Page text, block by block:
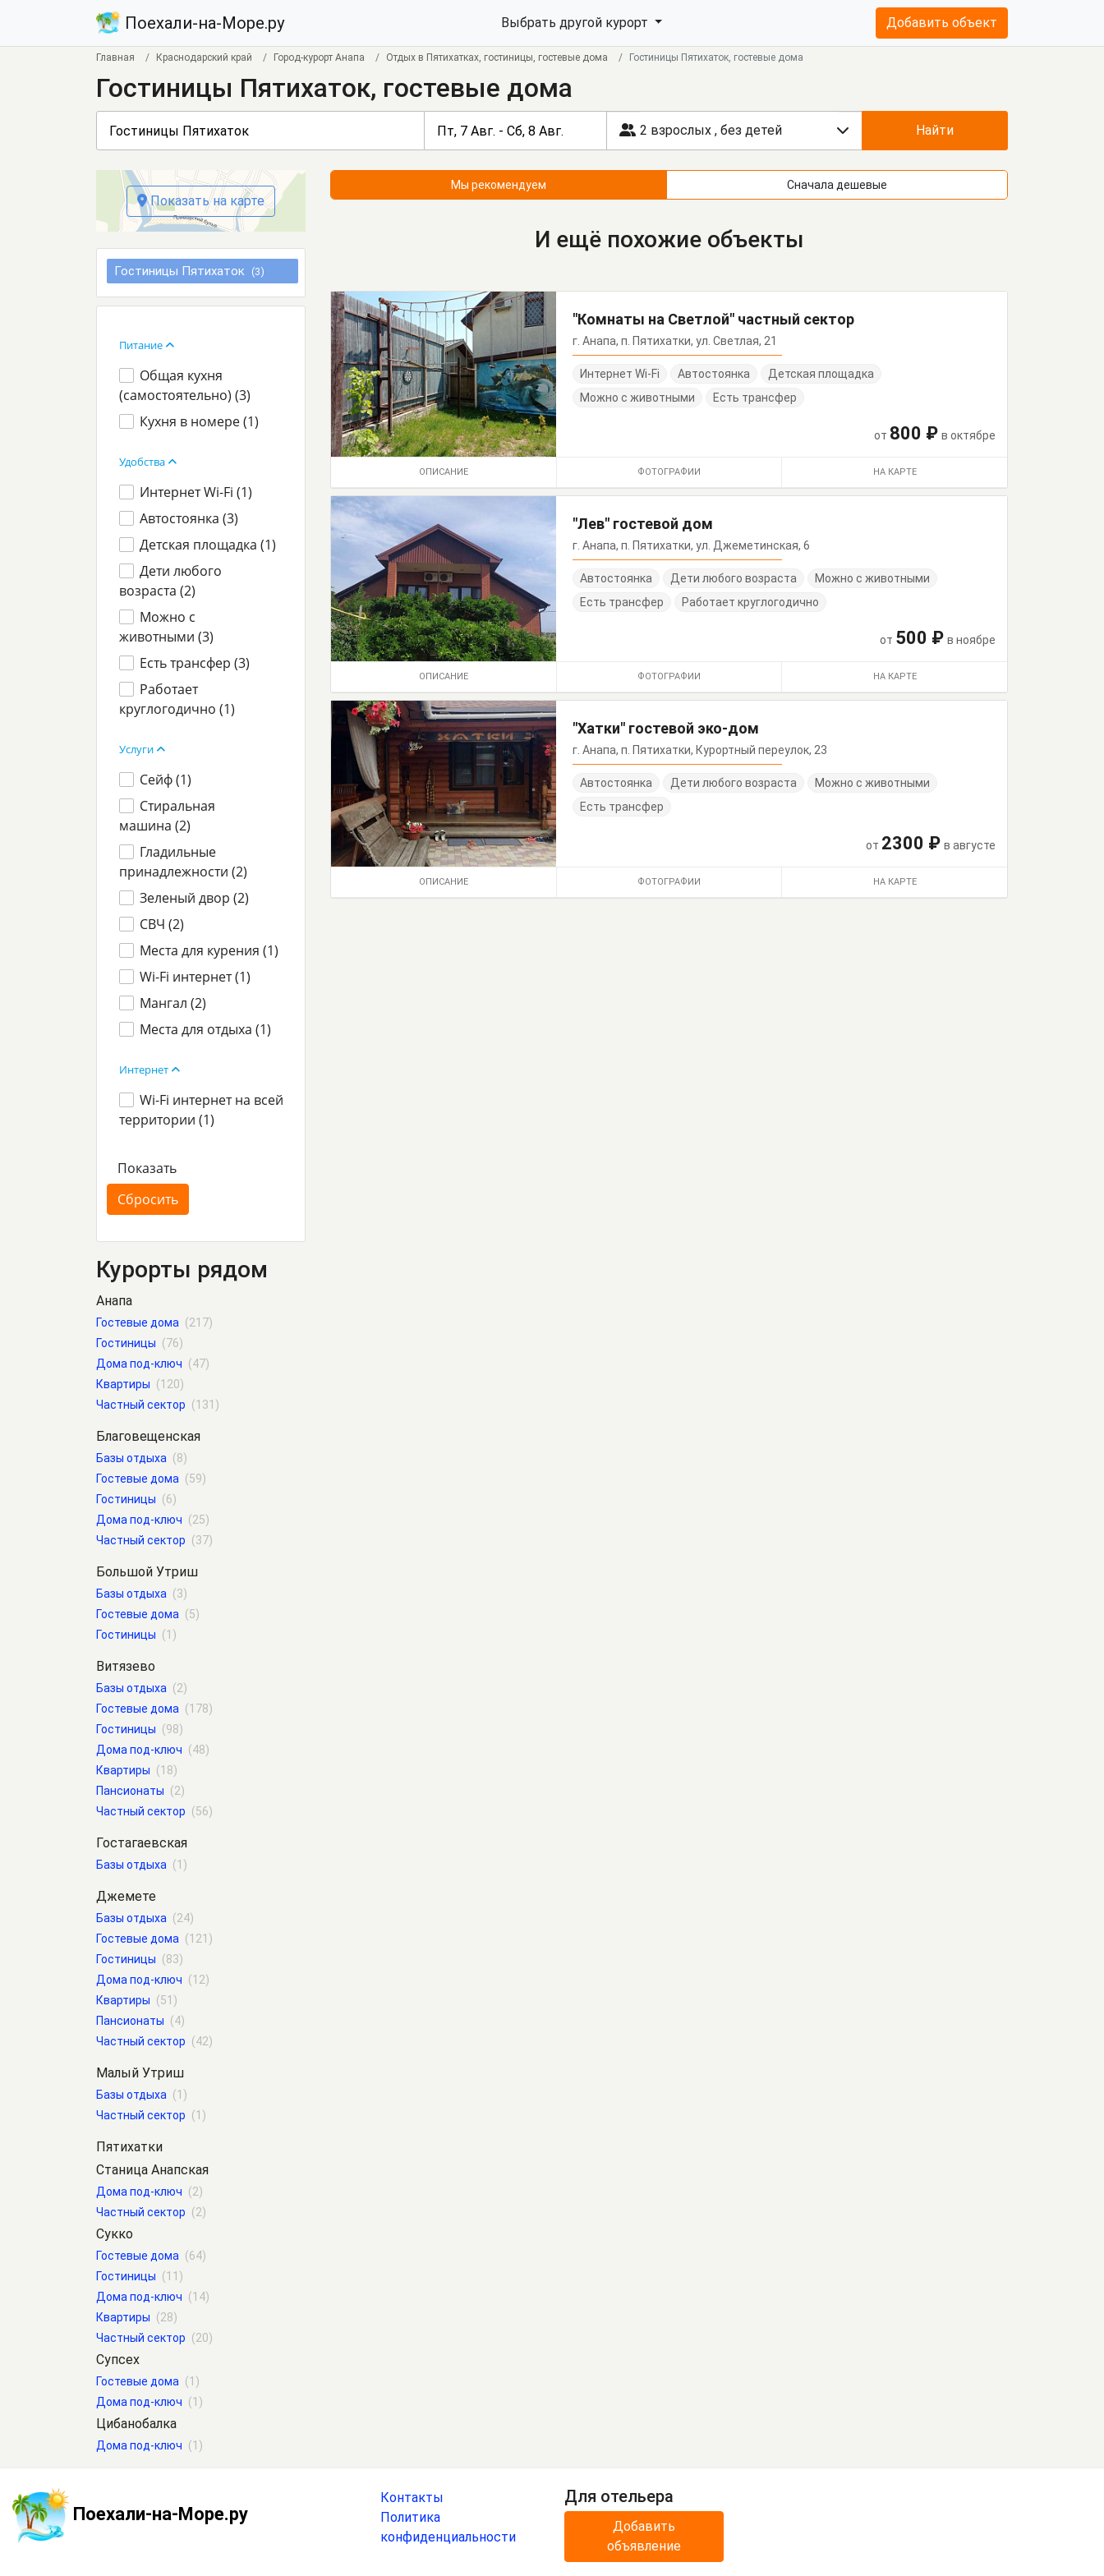
Поехали-на-Море.ру Выбрать другой курорт Добавить объект
Главная Краснодарский край Город-курорт Анапа Отдых в Пятихатках, гостиницы, гостевые дома Гостиницы Пятихаток, гостевые дома
Гостиницы Пятихаток, гостевые дома
2 взрослых , без детей Найти
Мы рекомендуем Сначала дешевые
И ещё похожие объекты
"Комнаты на Светлой" частный сектор
г. Анапа, п. Пятихатки, ул. Светлая, 21
Интернет Wi-Fi Автостоянка
Детская площадка
Можно с животными
Есть трансфер
от 800 ₽ в октябре
ОПИСАНИЕ ФОТОГРАФИИ НА КАРТЕ
"Лев" гостевой дом
г. Анапа, п. Пятихатки, ул. Джеметинская, 6
Автостоянка Дети любого возраста
Можно с животными
Есть трансфер
Работает круглогодично
от 500 ₽ в ноябре
ОПИСАНИЕ ФОТОГРАФИИ НА КАРТЕ
"Хатки" гостевой эко-дом
г. Анапа, п. Пятихатки, Курортный переулок, 23
Автостоянка Дети любого возраста
Можно с животными
Есть трансфер
от 2300 ₽ в августе
ОПИСАНИЕ ФОТОГРАФИИ НА КАРТЕ
Показать на карте
Гостиницы Пятихаток (3)
Питание
Общая кухня
(самостоятельно) (3)
Кухня в номере (1)
Удобства
Интернет Wi-Fi (1)
Автостоянка (3)
Детская площадка (1)
Дети любого
возраста (2)
Можно с
животными (3)
Есть трансфер (3)
Работает
круглогодично (1)
Услуги
Сейф (1)
Стиральная
машина (2)
Гладильные
принадлежности (2)
Зеленый двор (2)
СВЧ (2)
Места для курения (1)
Wi-Fi интернет (1)
Мангал (2)
Места для отдыха (1)
Интернет
Wi-Fi интернет на всей
территории (1)
Курорты рядом
Анапа
Гостевые дома (217)
Гостиницы (76)
Дома под-ключ (47)
Квартиры (120)
Частный сектор (131)
Благовещенская
Базы отдыха (8)
Гостевые дома (59)
Гостиницы (6)
Дома под-ключ (25)
Частный сектор (37)
Большой Утриш
Базы отдыха (3)
Гостевые дома (5)
Гостиницы (1)
Витязево
Базы отдыха (2)
Гостевые дома (178)
Гостиницы (98)
Дома под-ключ (48)
Квартиры (18)
Пансионаты (2)
Частный сектор (56)
Гостагаевская
Базы отдыха (1)
Джемете
Базы отдыха (24)
Гостевые дома (121)
Гостиницы (83)
Дома под-ключ (12)
Квартиры (51)
Пансионаты (4)
Частный сектор (42)
Малый Утриш
Базы отдыха (1)
Частный сектор (1)
Пятихатки
Станица Анапская
Дома под-ключ (2)
Частный сектор (2)
Сукко
Гостевые дома (64)
Гостиницы (11)
Дома под-ключ (14)
Квартиры (28)
Частный сектор (20)
Супсех
Гостевые дома (1)
Дома под-ключ (1)
Цибанобалка
Дома под-ключ (1)
Поехали-на-Море.ру
Контакты
Политика
конфиденциальности
Для отельера
Добавить
объявление